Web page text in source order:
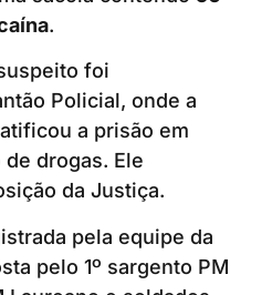
.
foi
Policial, onde a
a prisão em
drogas. Ele
da Justiça.
pela equipe da
pelo 1º sargento PM